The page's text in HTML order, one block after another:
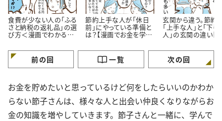
食費が少ない人の「ふる
さと納税の返礼品」の選
び方＜漫画でわかるお
節約上手な人が「休日
前」にやっている準備と
は？【漫画でお金を学
玄関から違う。節約
「上手な人」と「下
人」の玄関の違い【
前の回 一覧 次の回
お金を貯めたいと思っているけど何をしたらいいのかわか
らない節子さんは、様々な人と出会い仲良くなりながらお
金の知識を増やしていきます。節子さんと一緒に、学んで